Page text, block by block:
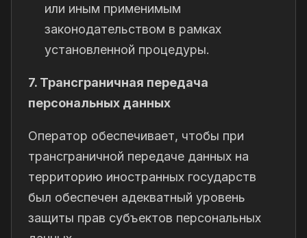
или иным применимым
законодательством в рамках
установленной процедуры.
7. Трансграничная передача
персональных данных
Оператор обеспечивает, чтобы при
трансграничной передаче данных на
территорию иностранных государств
был обеспечен адекватный уровень
защиты прав субъектов персональных